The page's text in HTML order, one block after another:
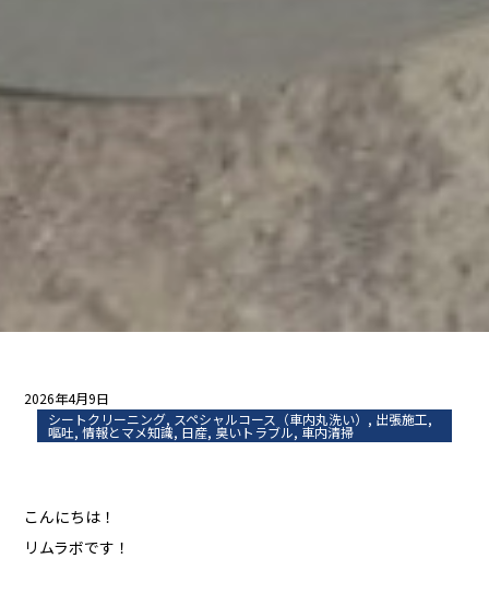
2026年4月9日
シートクリーニング, スペシャルコース（車内丸洗い） , 出張施工,
嘔吐,情報とマメ知識, 日産, 臭いトラブル, 車内清掃
こんにちは！
リムラボです！